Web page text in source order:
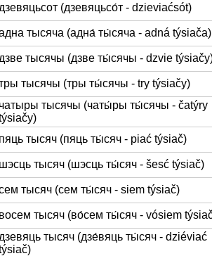
дзевяцьсот (дзевяцьсо́т - dzieviaćsót)
тысяча (адна́ ты́сяча - adná týsiača)
дзве тысячы (дзве ты́сячы - dzvie
тысячы (тры ты́сячы - try týsiačy)
чатыры тысячы (чаты́ры ты́сячы - čatýry
пяць тысяч (пяць ты́сяч - piać týsiač)
шэсць тысяч (шэсць ты́сяч - šesć týsiač)
тысяч (сем ты́сяч - siem týsiač)
восем тысяч (во́сем ты́сяч - vósiem
дзевяць тысяч (дзе́вяць ты́сяч - dziéviać